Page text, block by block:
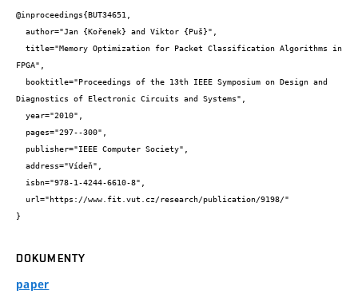
@inproceedings{BUT34651,
FPGA",
Diagnostics of Electronic Circuits and Systems",
}
DOKUMENTY
paper